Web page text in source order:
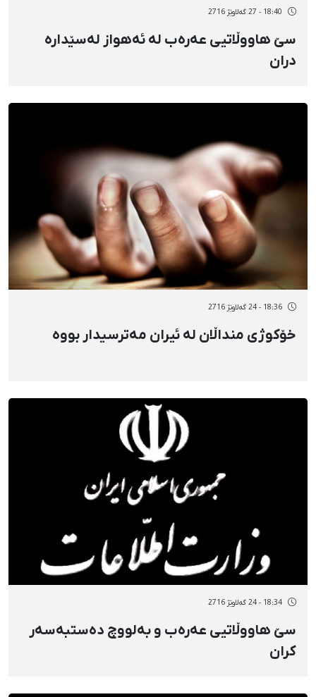
18:40 - 27 گەلاوێژ 2716
سێ هاووڵاتیی عەرەب لە ئەهواز لەسێدارە
دران
18:36 - 24 گەلاوێژ 2716
خۆکوژی منداڵان لە ئیران مەترسیدار بووە
18:34 - 24 گەلاوێژ 2716
سێ هاووڵاتیی عەرەب و بەلووچ دەستبەسەر
کران